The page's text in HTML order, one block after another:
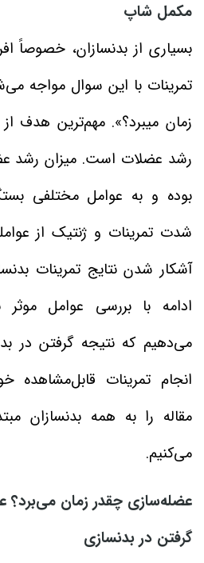
مکمل شاپ
بسیاری از بدنسازان، خصوصاً
تمرینات با این سوال مواجه
زمان میبرد؟». مهم‌ترین هدف
رشد عضلات است. میزان رشد
بوده و به عوامل مختلفی
شدت تمرینات و ژنتیک از
آشکار شدن نتایج تمرینات
ادامه با بررسی عوامل
می‌دهیم که نتیجه گرفتن در
انجام تمرینات قابل‌مشاهده
مقاله را به همه بدنسازان
می‌کنیم.
عضله‌‌سازی چقدر زمان می‌برد؟
گرفتن در بدنسازی